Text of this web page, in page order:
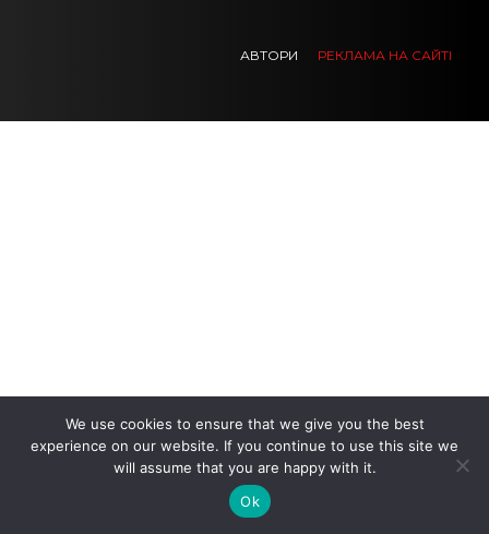
АВТОРИ РЕКЛАМА НА САЙТІ
We use cookies to ensure that we give you the best
experience on our website. If you continue to use this site we
will assume that you are happy with it.
Ok